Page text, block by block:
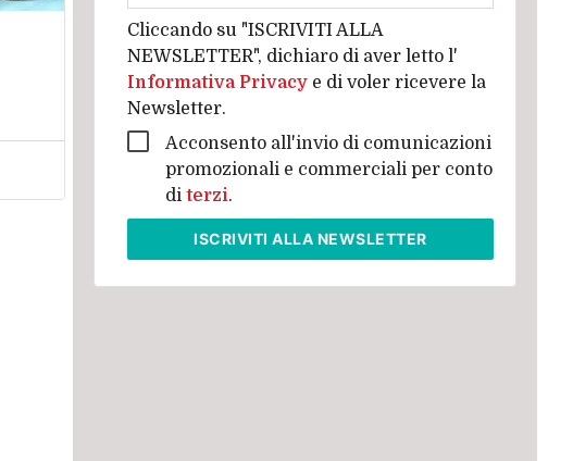
Cliccando su "ISCRIVITI ALLA
NEWSLETTER", dichiaro di aver letto l'
Informativa Privacy e di voler ricevere la
Newsletter.
Acconsento all'invio di comunicazioni
promozionali e commerciali per conto
diterzi.
ISCRIVITIALLA NEWSLETTER